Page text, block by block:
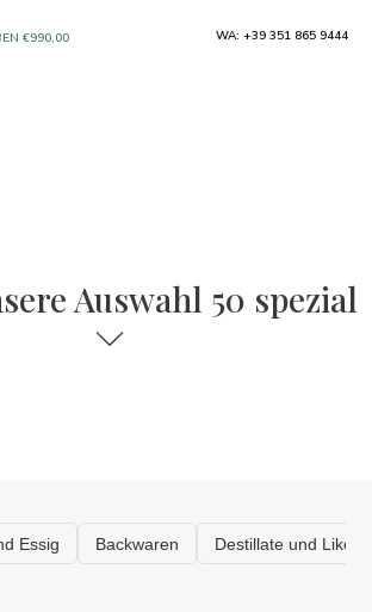
Auswahl 50 spezial
€990,00 WA: +39 351 865 9444